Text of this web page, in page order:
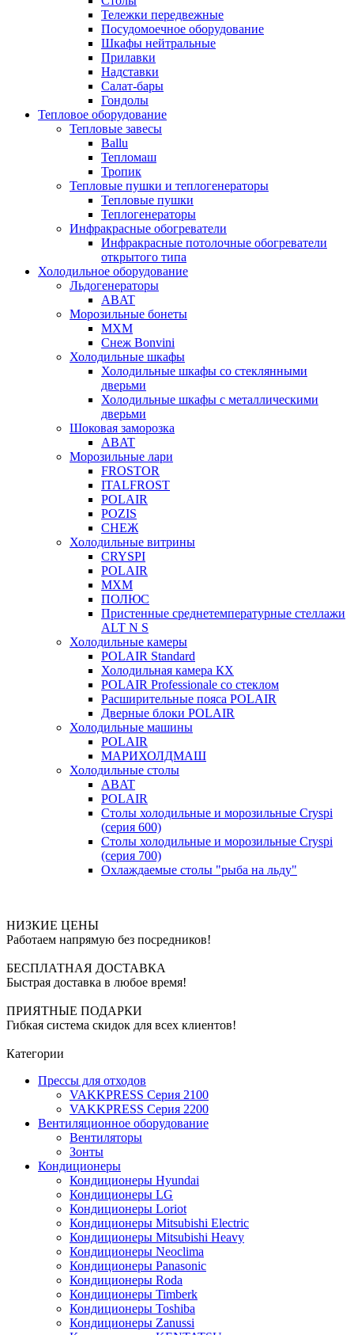
Тележки передвежные
Посудомоечное оборудование
Шкафы нейтральные
Прилавки
Надставки
Салат-бары
Гондолы
Тепловое оборудование
Тепловые завесы
Ballu
Тепломаш
Тропик
Тепловые пушки и теплогенераторы
Тепловые пушки
Теплогенераторы
Инфракрасные обогреватели
Инфракрасные потолочные обогреватели
открытого типа
Холодильное оборудование
Льдогенераторы
ABAT
Морозильные бонеты
МХМ
Снеж Bonvini
Холодильные шкафы
Холодильные шкафы cо стеклянными
дверьми
Холодильные шкафы с металлическими
дверьми
Шоковая заморозка
ABAT
Морозильные лари
FROSTOR
ITALFROST
POLAIR
POZIS
СНЕЖ
Холодильные витрины
CRYSPI
POLAIR
МХМ
ПОЛЮС
Пристенные среднетемпературные стеллажи
ALT N S
Холодильные камеры
POLAIR Standard
Холодильная камера КХ
POLAIR Professionale со стеклом
Расширительные пояса POLAIR
Дверные блоки POLAIR
Холодильные машины
POLAIR
МАРИХОЛДМАШ
Холодильные столы
ABAT
POLAIR
Столы холодильные и морозильные Cryspi
(серия 600)
Столы холодильные и морозильные Cryspi
(серия 700)
Охлаждаемые столы "рыба на льду"
НИЗКИЕ ЦЕНЫ
Работаем напрямую без посредников!
БЕСПЛАТНАЯ ДОСТАВКА
Быстрая доставка в любое время!
ПРИЯТНЫЕ ПОДАРКИ
Гибкая система скидок для всех клиентов!
Категории
Прессы для отходов
VAKKPRESS Серия 2100
VAKKPRESS Серия 2200
Вентиляционное оборудование
Вентиляторы
Зонты
Кондиционеры
Кондиционеры Hyundai
Кондиционеры LG
Кондиционеры Loriot
Кондиционеры Mitsubishi Electric
Кондиционеры Mitsubishi Heavy
Кондиционеры Neoclima
Кондиционеры Panasonic
Кондиционеры Roda
Кондиционеры Timberk
Кондиционеры Toshiba
Кондиционеры Zanussi